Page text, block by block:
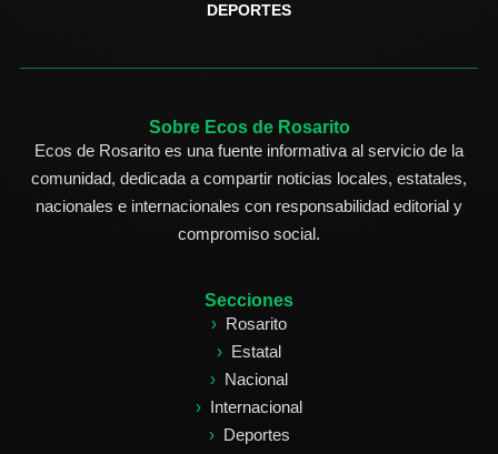
DEPORTES
Sobre Ecos de Rosarito
Ecos de Rosarito es una fuente informativa al servicio de la
comunidad, dedicada a compartir noticias locales, estatales,
nacionales e internacionales con responsabilidad editorial y
compromiso social.
Secciones
Rosarito
Estatal
Nacional
Internacional
Deportes